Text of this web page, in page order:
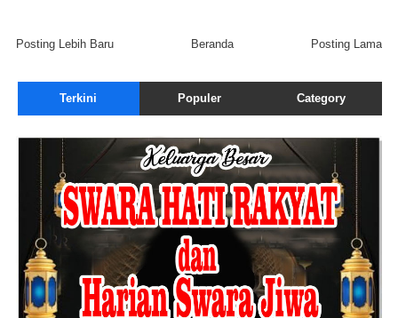
Posting Lebih Baru Posting Lama
Beranda
Terkini Populer Category